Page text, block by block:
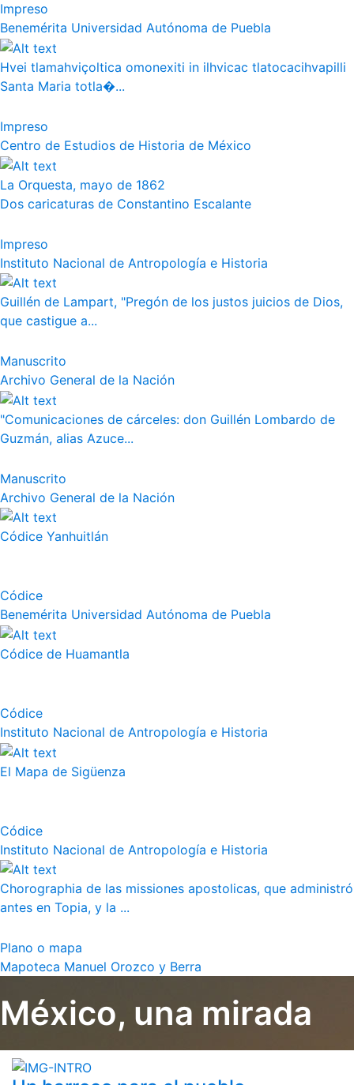
Impreso
Benemérita Universidad Autónoma de Puebla
Hvei tlamahviçoltica omonexiti in ilhvicac tlatocacihvapilli
Santa Maria totla�...
Impreso
Centro de Estudios de Historia de México
La Orquesta, mayo de 1862
Dos caricaturas de Constantino Escalante
Impreso
Instituto Nacional de Antropología e Historia
Guillén de Lampart, "Pregón de los justos juicios de Dios,
que castigue a...
Manuscrito
Archivo General de la Nación
"Comunicaciones de cárceles: don Guillén Lombardo de
Guzmán, alias Azuce...
Manuscrito
Archivo General de la Nación
Códice Yanhuitlán
Códice
Benemérita Universidad Autónoma de Puebla
Códice de Huamantla
Códice
Instituto Nacional de Antropología e Historia
El Mapa de Sigüenza
Códice
Instituto Nacional de Antropología e Historia
Chorographia de las missiones apostolicas, que administró
antes en Topia, y la ...
Plano o mapa
Mapoteca Manuel Orozco y Berra
México, una mirada